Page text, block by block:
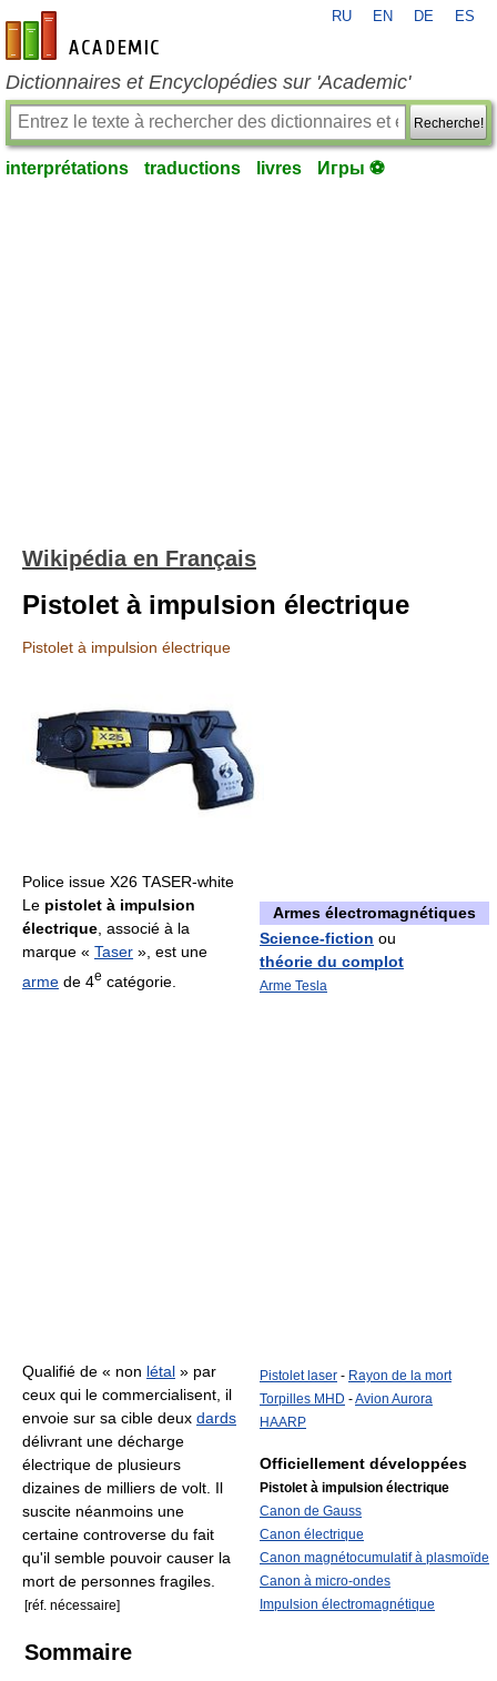
fr-academic.com
RU EN DE ES
Dictionnaires et Encyclopédies sur 'Academic'
Recherche!
interprétations traductions livres Игры ⚽
Wikipédia en Français
Pistolet à impulsion électrique
Pistolet à impulsion électrique
Police issue X26 TASER-white
Armes électromagnétiques
Science-fiction ou
théorie du complot
Arme Tesla
Pistolet laser - Rayon de la mort
Torpilles MHD -Avion Aurora
HAARP
Officiellement développées
Pistolet à impulsion électrique
Canon de Gauss
Canon électrique
Canon magnétocumulatif à plasmoïde
Canon à micro-ondes
Impulsion électromagnétique
Le pistolet à impulsion
électrique , associé à la
marque « Taser », est une
arme de 4e catégorie.
Qualifié de « non létal » par
ceux qui le commercialisent, il
envoie sur sa cible deux dards
délivrant une décharge
électrique de plusieurs
dizaines de milliers de volt. Il
suscite néanmoins une
certaine controverse du fait
qu'il semble pouvoir causer la
mort de personnes fragiles.
[réf. nécessaire]
Sommaire